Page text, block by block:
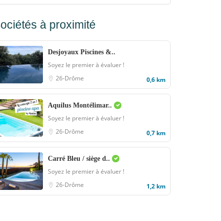
à proximité
Desjoyaux Piscines &..
Soyez le premier à évaluer !
26-Drôme
0,6 km
Aquilus Montélimar..
Soyez le premier à évaluer !
26-Drôme
0,7 km
Carré Bleu / siège d..
Soyez le premier à évaluer !
26-Drôme
1,2 km